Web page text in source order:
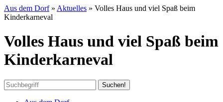
Aus dem Dorf » Aktuelles » Volles Haus und viel Spaß beim
Kinderkarneval
Volles Haus und viel Spaß beim
Kinderkarneval